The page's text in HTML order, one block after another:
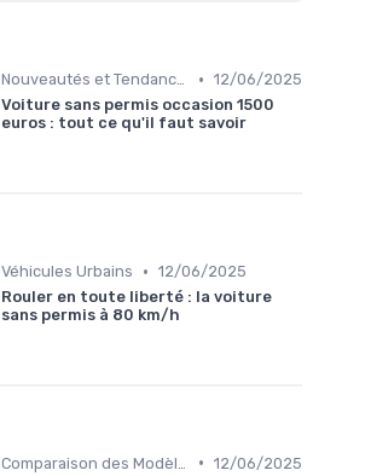
Nouveautés et Tendances • 12/06/2025
Voiture sans permis occasion 1500
euros : tout ce qu'il faut savoir
Véhicules Urbains • 12/06/2025
Rouler en toute liberté : la voiture
sans permis à 80 km/h
• 12/06/2025